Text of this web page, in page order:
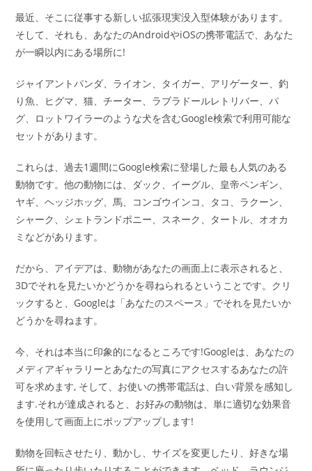
テ
ゴ
リ
ー:
最近、そこに従事する新しい拡張現実没入型体験があります。
そして、それも、あなたのAndroidやiOSの携帯電話で、あなた
が一瞬以内にある場所に!
ジャイアントパンダ、ライオン、タイガー、アリゲーター、釣
り魚、ヒグマ、猫、チーター、ラブラドールレトリバー、パ
グ、ロットワイラーのような犬を含むGoogle検索で利用可能な
セットがあります。
これらは、過去1週間にGoogle検索に登場した最も人気のある
動物です。他の動物には、ダック、イーグル、皇帝ペンギン、
ヤギ、ヘッジホッグ、馬、コンゴウインコ、タコ、ラクーン、
シャーク、シェトランドポニー、スネーク、タートル、オオカ
ミなどがあります。
だから、アイデアは、動物があなたの画面上に表示されると、
3Dでそれを見たいかどうかを尋ねられるということです。クリ
ックすると、Googleは「あなたのスペース」でそれを見たいか
どうかを尋ねます。
今、それは本当に印象的になるところです!Googleは、あなたの
メディアギャラリーとあなたの写真にアクセスするあなたの許
可を求めます, そして、お使いの携帯電話は、白い背景を感知し
ます.それが達成されると、お好みの動物は、単に適切な効果音
を使用して画面上にポップアップします!
動物を回転させたり、動かし、サイズを変更したり、好きな場